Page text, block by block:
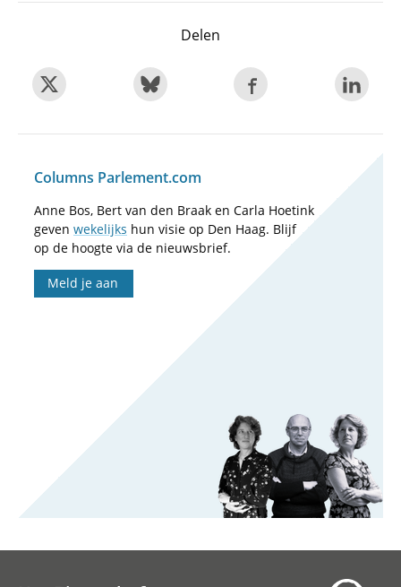
Delen
Columns Parlement.com
Anne Bos, Bert van den Braak en Carla Hoetink
geven wekelijks hun visie op Den Haag. Blijf
op de hoogte via de nieuwsbrief.
Meld je aan